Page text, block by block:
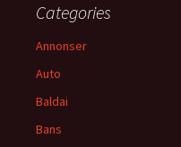
Categories
Annonser
Auto
Baldai
Bans